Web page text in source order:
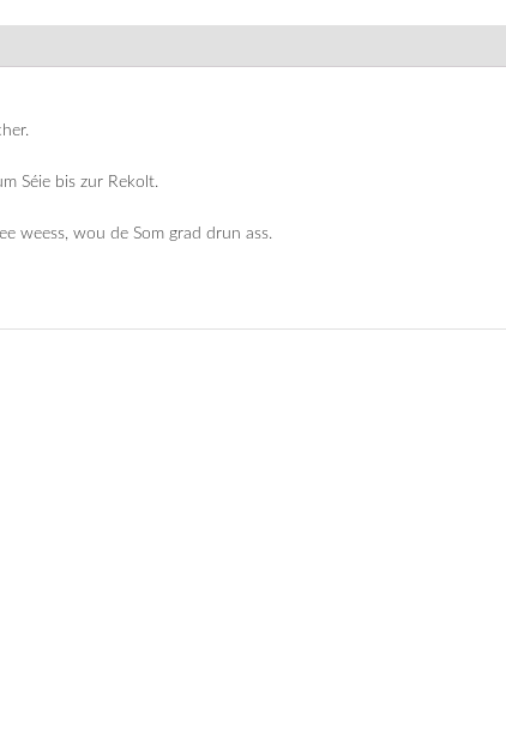
Séie bis zur Rekolt.
weess, wou de Som grad drun ass.